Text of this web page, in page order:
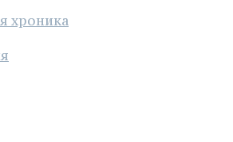
хроника